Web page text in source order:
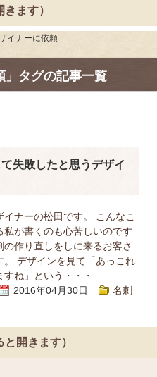
ます）
イナーに依頼
」タグの記事一覧
失敗したと思うデザイ
ナーの松田です。 こんなこ
私が書くのも心苦しいのです
作り直しをしに来るお客さ
。 デザインを見て「あっこれ
ね」という・・・
2016年04月30日
名刺
開きます）